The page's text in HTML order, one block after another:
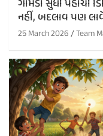
ગામડાં સુધી પહોંચી
નહીં, બદલાવ પણ
25 March 2026 Team